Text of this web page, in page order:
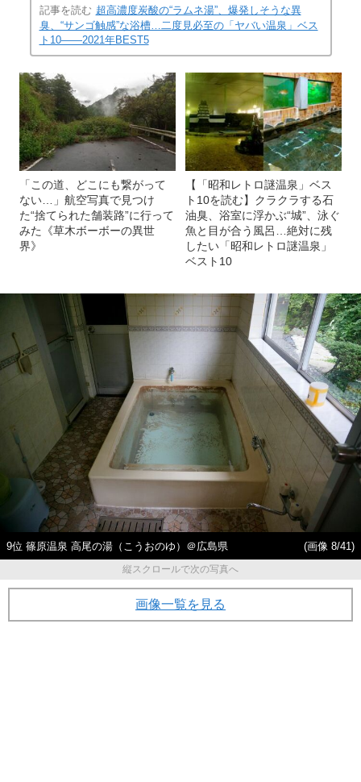
記事を読む 超高濃度炭酸の“ラムネ湯”、爆発しそうな異
臭、“サンゴ触感”な浴槽…二度見必至の「ヤバい温泉」ベス
ト10――2021年BEST5
「この道、どこにも繋がって
ない…」航空写真で見つけ
た“捨てられた舗装路”に行って
みた《草木ボーボーの異世
界》
【「昭和レトロ謎温泉」ベス
ト10を読む】クラクラする石
油臭、浴室に浮かぶ“城”、泳ぐ
魚と目が合う風呂…絶対に残
したい「昭和レトロ謎温泉」
ベスト10
9位 篠原温泉 高尾の湯（こうおのゆ）＠広島県
(画像 8/41)
縦スクロールで次の写真へ
画像一覧を見る